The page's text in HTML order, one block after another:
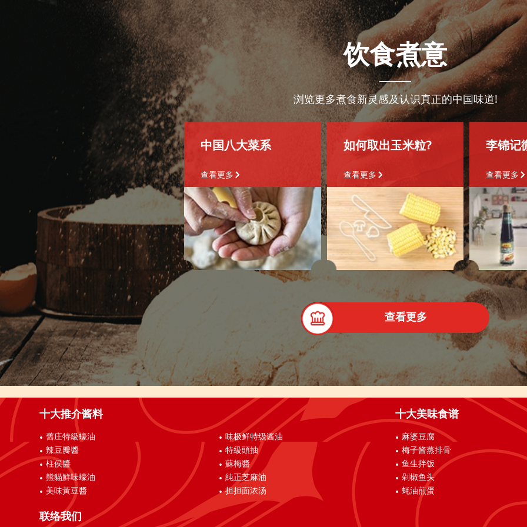
饮食煮意
浏览更多煮食新灵感及认识真正的中国味道!
中国八大菜系
查看更多
如何取出玉米粒?
查看更多
李锦记
查看更多
查看更多
十大推介酱料
舊庄特級蠔油
辣豆瓣醬
柱侯醬
熊貓鮮味蠔油
美味黃豆醬
味极鲜特级酱油
特級頭抽
蘇梅醬
純正芝麻油
担担面浓汤
十大美味食谱
麻婆豆腐
梅子酱蒸排骨
鱼生拌饭
剁椒鱼头
蚝油煎蛋
联络我们